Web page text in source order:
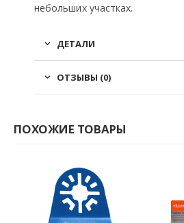
небольших участках.
ДЕТАЛИ
ОТЗЫВЫ (0)
ПОХОЖИЕ ТОВАРЫ